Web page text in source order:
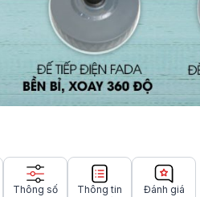
Thông số
Thông tin
Đánh giá